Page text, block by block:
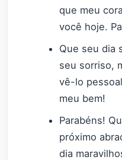
que meu
você hoje.
Que seu dia
seu sorriso,
vê-lo
meu bem!
Parabéns!
próximo
dia